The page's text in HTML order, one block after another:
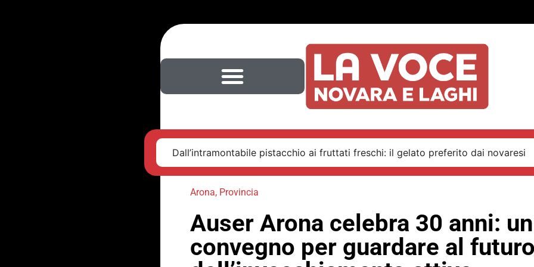
Dall’intramontabile pistacchio ai fruttati freschi: il gelato preferito dai novaresi
Arona, Provincia
Auser Arona celebra 30 anni: un
convegno per guardare al